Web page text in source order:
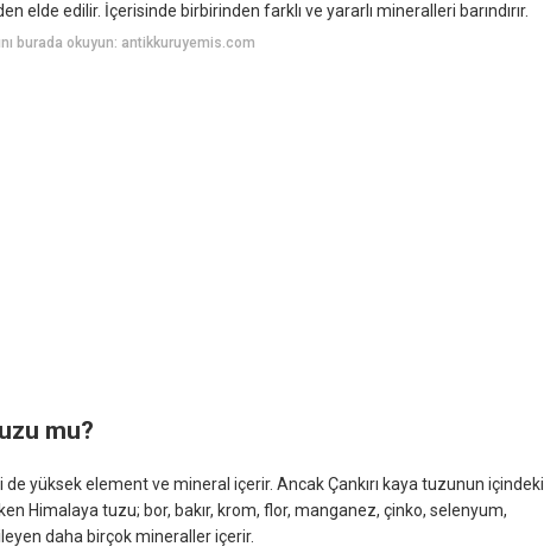
elde edilir. İçerisinde birbirinden farklı ve yararlı mineralleri barındırır.
burada okuyun: antikkuruyemis.com
mu?
yüksek element ve mineral içerir. Ancak Çankırı kaya tuzunun içindeki
Himalaya tuzu; bor, bakır, krom, flor, manganez, çinko, selenyum,
daha birçok mineraller içerir.